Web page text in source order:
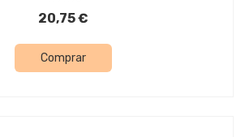
20,75 €
Comprar